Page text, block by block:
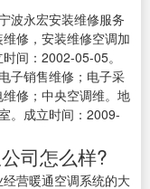
波永宏安装维修服务
修，安装维修空调加
间：2002-05-05。
子销售维修；电子采
修；中央空调维。地
。成立时间：2009-
司怎么样?
营暖通空调系统的大